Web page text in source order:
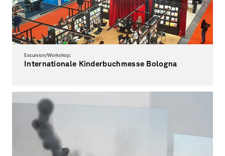
Excursion/Workshop:
Internationale Kinderbuchmesse Bologna